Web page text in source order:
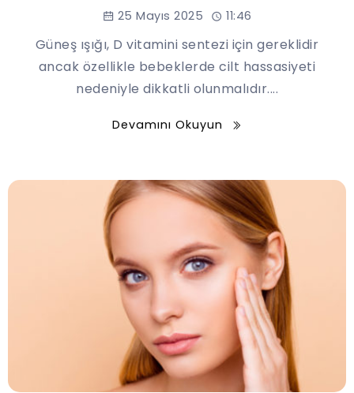
25 Mayıs 2025 11:46
Güneş ışığı, D vitamini sentezi için gereklidir
ancak özellikle bebeklerde cilt hassasiyeti
nedeniyle dikkatli olunmalıdır....
Devamını Okuyun